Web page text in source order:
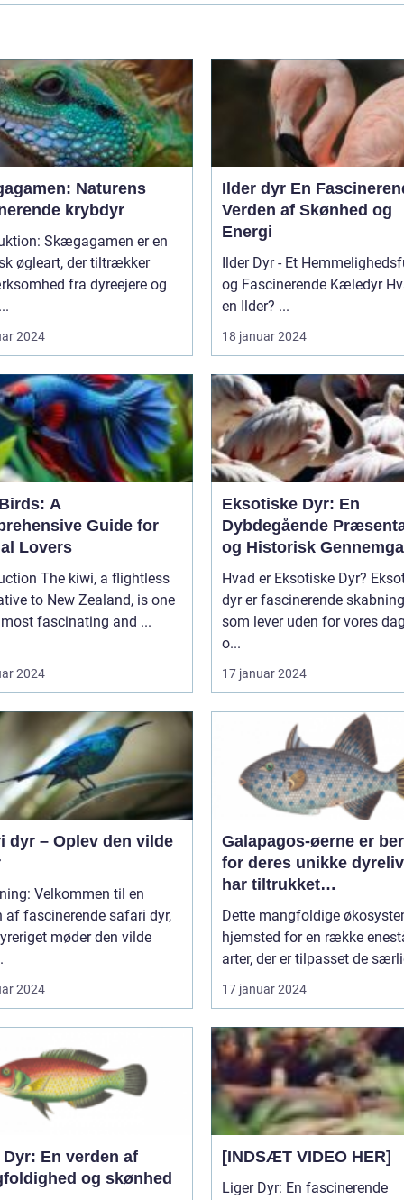
Naturens
krybdyr
Skægagamen er en
øgleart, der tiltrækker
fra dyreejere og
2024
Ilder dyr En Fascinerende
Verden af Skønhed og
Energi
Ilder Dyr - Et
og Fascinerende Kæledyr Hvad er
en Ilder? ...
18 januar 2024
A
Guide for
Lovers
a flightless
to New Zealand, is one
fascinating and ...
2024
Eksotiske Dyr: En
Dybdegående
og Historisk
Hvad er Eksotiske Dyr? Eksotiske
dyr er fascinerende
som lever uden for vores
o...
17 januar 2024
dyr – Oplev den vilde
Velkommen til en
af fascinerende safari dyr,
møder den vilde
2024
Galapagos-øerne er
for deres unikke
har tiltrukket
dyreentusiaster og
naturforskere i årtier
Dette mangfoldige
hjemsted for en række
arter, der er tilpasset de
17 januar 2024
En verden af
og skønhed
[INDSÆT VIDEO HER]
Liger Dyr: En fascinerende